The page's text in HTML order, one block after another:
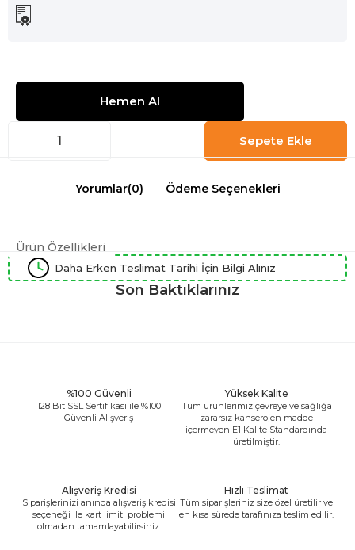
Yorumlar(0) Ödeme Seçenekleri
Ürün Özellikleri
Daha Erken Teslimat Tarihi İçin Bilgi Alınız
Son Baktıklarınız
%100 Güvenli
128 Bit SSL Sertifikası ile %100
Güvenli Alışveriş
Yüksek Kalite
Tüm ürünlerimiz çevreye ve sağlığa
zararsız kanserojen madde
içermeyen E1 Kalite Standardında
üretilmiştir.
Alışveriş Kredisi
Siparişlerinizi anında alışveriş kredisi
seçeneği ile kart limiti problemi
olmadan tamamlayabilirsiniz.
Hızlı Teslimat
Tüm siparişleriniz size özel üretilir ve
en kısa sürede tarafınıza teslim edilir.